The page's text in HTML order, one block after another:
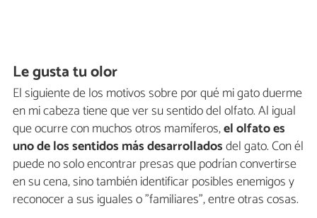
Le gusta tu olor
El siguiente de los motivos sobre por qué mi gato duerme
en mi cabeza tiene que ver su sentido del olfato. Al igual
que ocurre con muchos otros mamíferos,el olfato es
uno de los sentidos más desarrolladosdel gato. Con él
puede no solo encontrar presas que podrían convertirse
en su cena, sino también identificar posibles enemigos y
reconocer a sus iguales o "familiares", entre otras cosas.